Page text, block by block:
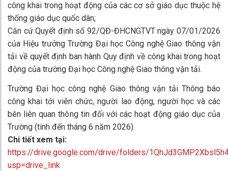
công khai trong hoạt động của các cơ sở giáo dục thuộc hệ
thống giáo dục quốc dân;
Căn cứ Quyết định số 92/QĐ-ĐHCNGTVT ngày 07/01/2026
của Hiệu trưởng Trường Đại học Công nghệ Giao thông vận
tải về quyết định ban hành Quy định về công khai trong hoạt
động của trường Đại học Công nghệ Giao thông vận tải.
Trường Đại học công nghệ Giao thông vận tải Thông báo
công khai tới viên chức, người lao động, người học và các
bên liên quan thông tin đối với các hoạt động giáo dục của
Trường (tính đến tháng 6 năm 2026).
Chi tiết xem tại:
https://drive.google.com/drive/folders/
usp=drive_link